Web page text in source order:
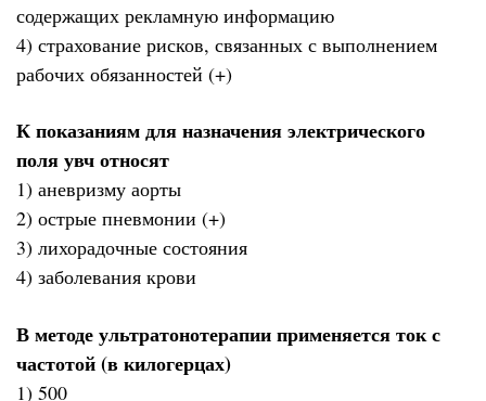
содержащих рекламную информацию
4) страхование рисков, связанных с выполнением
рабочих обязанностей (+)
К показаниям для назначения электрического
поля увч относят
1) аневризму аорты
2) острые пневмонии (+)
3) лихорадочные состояния
4) заболевания крови
В методе ультратонотерапии применяется ток с
частотой (в килогерцах)
1) 500